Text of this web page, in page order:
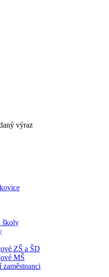
výraz
školy
ZŠ a ŠD
MŠ
zaměstnanci